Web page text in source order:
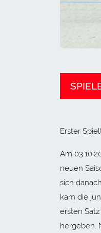
Erster
Am
neuen
sich
kam die
ersten
hergeben.